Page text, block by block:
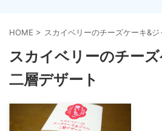
HOME > スカイベリーのチーズケーキ&ジ
スカイベリーのチー
二層デザート